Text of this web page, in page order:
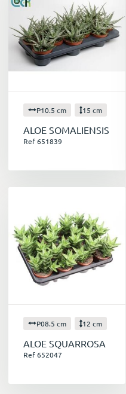
P10.5 cm 15 cm
ALOE SOMALIENSIS
Ref 651839
P08.5 cm 12 cm
ALOE SQUARROSA
Ref 652047